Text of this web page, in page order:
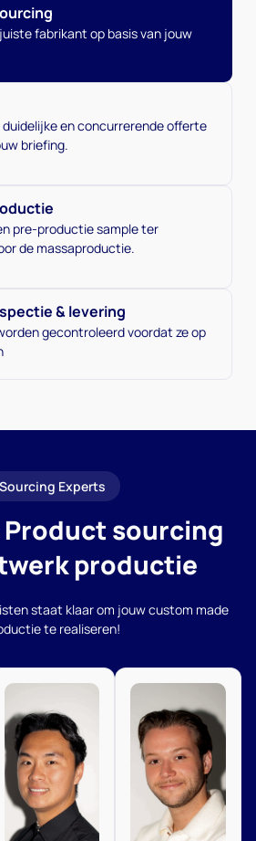
fabrikant op basis van jouw
duidelijke en concurrerende offerte
briefing.
pre-productie sample ter
de massaproductie.
& levering
gecontroleerd voordat ze op
Sourcing Experts
Product sourcing
productie
staat klaar om jouw custom made
te realiseren!